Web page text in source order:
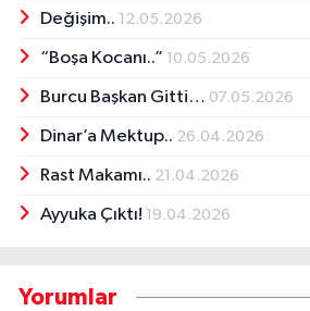
Değişim.. 12.05.2026
“Boşa Kocanı..” 10.05.2026
Burcu Başkan Gitti… 07.05.2026
Dinar’a Mektup.. 26.04.2026
Rast Makamı.. 21.04.2026
Ayyuka Çıktı! 19.04.2026
Yorumlar